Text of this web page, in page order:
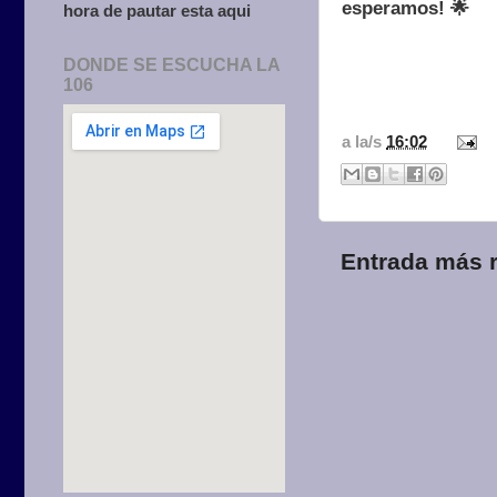
esperamos! 🌟
a la/s 16:02
Entrada más
hora de pautar esta aqui
DONDE SE ESCUCHA LA
106